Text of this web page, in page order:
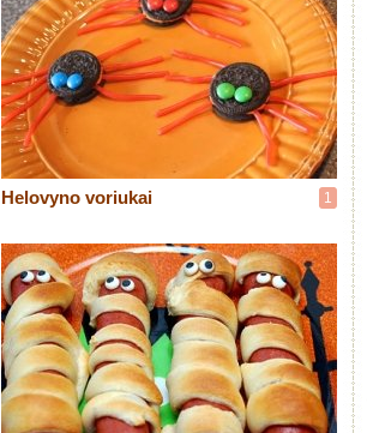
Helovyno voriukai 1